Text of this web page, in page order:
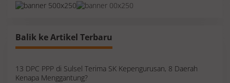
Balik ke Artikel Terbaru
13 DPC PPP di Sulsel Terima SK Kepengurusan, 8 Daerah
Kenapa Menggantung?